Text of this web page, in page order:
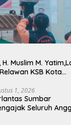
Muslim M.
KSB Kota
1, 2026
Sumbar
Seluruh